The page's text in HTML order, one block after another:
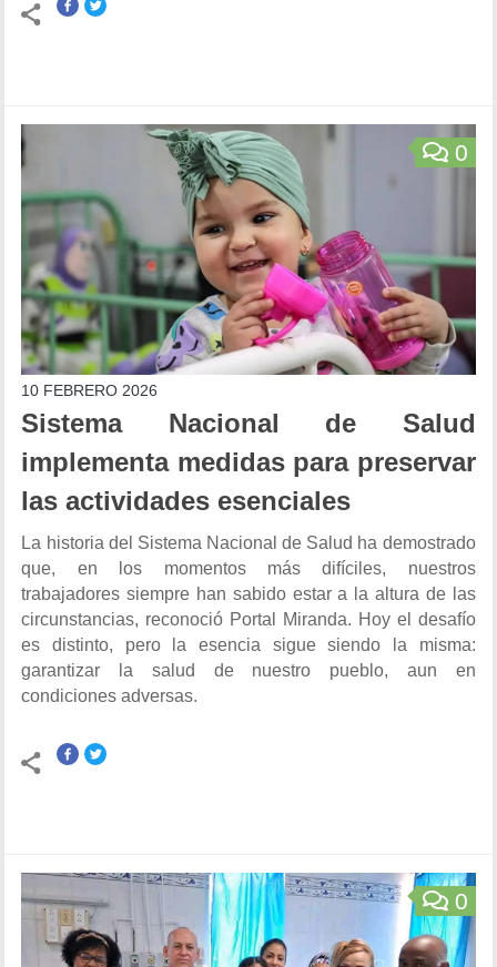
0
10 FEBRERO 2026
Sistema Nacional de Salud
implementa medidas para preservar
las actividades esenciales
La historia del Sistema Nacional de Salud ha demostrado
que, en los momentos más difíciles, nuestros
trabajadores siempre han sabido estar a la altura de las
circunstancias, reconoció Portal Miranda. Hoy el desafío
es distinto, pero la esencia sigue siendo la misma:
garantizar la salud de nuestro pueblo, aun en
condiciones adversas.
0